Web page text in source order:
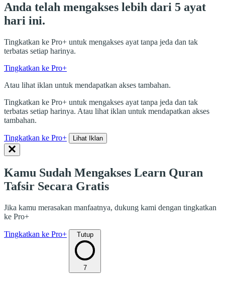
Anda telah mengakses lebih dari 5 ayat
hari ini.
Tingkatkan ke Pro+ untuk mengakses ayat tanpa jeda dan tak
terbatas setiap harinya.
Tingkatkan ke Pro+
Atau lihat iklan untuk mendapatkan akses tambahan.
Tingkatkan ke Pro+ untuk mengakses ayat tanpa jeda dan tak
terbatas setiap harinya. Atau lihat iklan untuk mendapatkan akses
tambahan.
Tingkatkan ke Pro+ Lihat Iklan
Kamu Sudah Mengakses Learn Quran
Tafsir Secara Gratis
Jika kamu merasakan manfaatnya, dukung kami dengan tingkatkan
ke Pro+
Tingkatkan ke Pro+ Tutup
7